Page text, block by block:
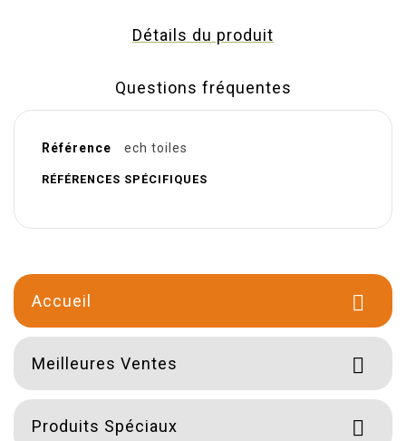
Détails du produit
Questions fréquentes
Référence ech toiles
RÉFÉRENCES SPÉCIFIQUES
Accueil 
Meilleures Ventes 
Produits Spéciaux 